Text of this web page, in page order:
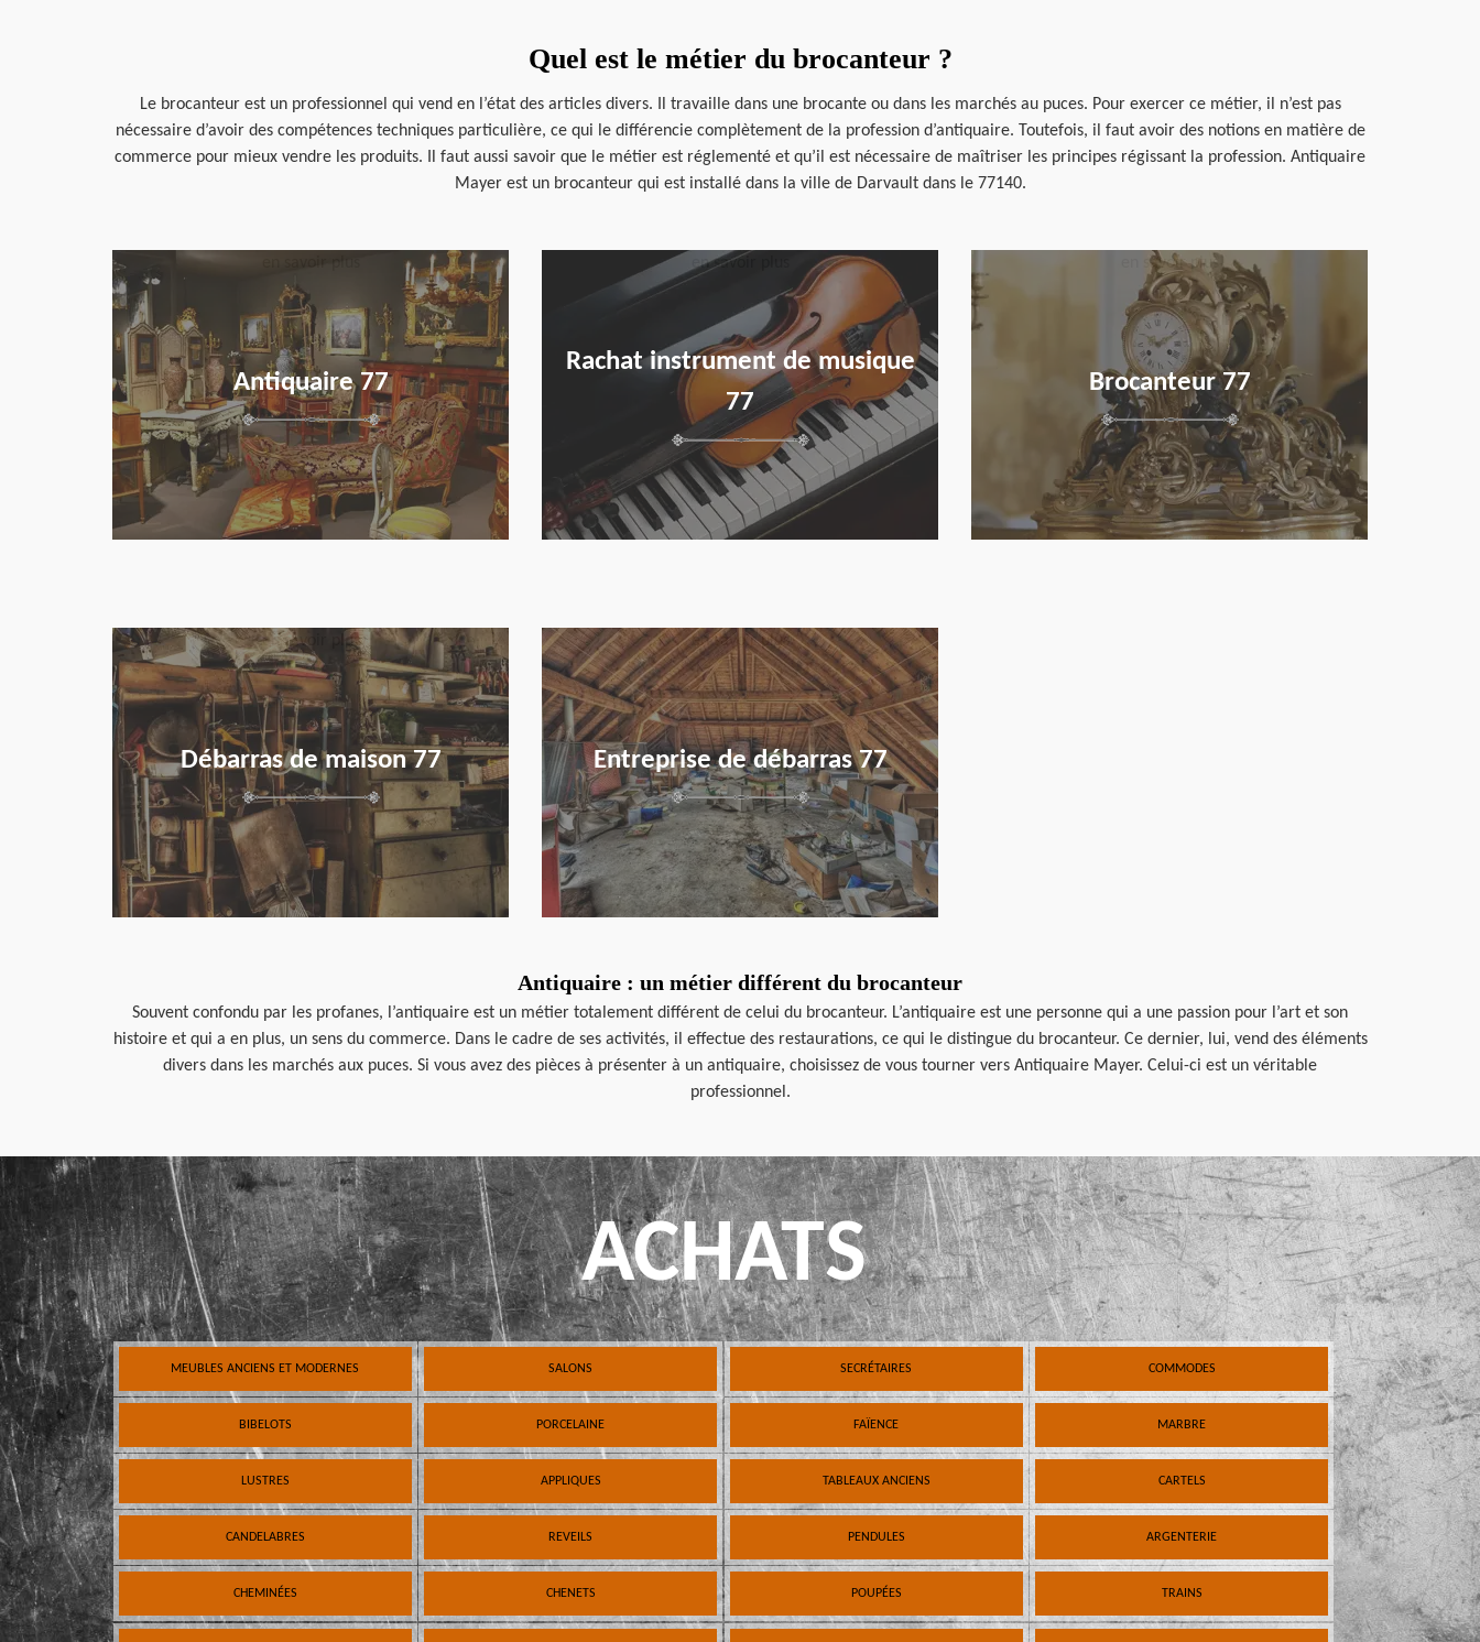
Quel est le métier du brocanteur ?
Le brocanteur est un professionnel qui vend en l’état des articles divers. Il travaille dans une brocante ou dans les marchés au puces. Pour exercer ce métier, il n’est pas
nécessaire d’avoir des compétences techniques particulière, ce qui le différencie complètement de la profession d’antiquaire. Toutefois, il faut avoir des notions en matière de
commerce pour mieux vendre les produits. Il faut aussi savoir que le métier est réglementé et qu’il est nécessaire de maîtriser les principes régissant la profession. Antiquaire
Mayer est un brocanteur qui est installé dans la ville de Darvault dans le 77140.
Antiquaire 77
Rachat instrument de musique
77
en savoir plus
Brocanteur 77
en savoir plus
Débarras de maison 77
en savoir plus
Entreprise de débarras 77
en savoir plus
Antiquaire : un métier différent du brocanteur
Souvent confondu par les profanes, l’antiquaire est un métier totalement différent de celui du brocanteur. L’antiquaire est une personne qui a une passion pour l’art et son
histoire et qui a en plus, un sens du commerce. Dans le cadre de ses activités, il effectue des restaurations, ce qui le distingue du brocanteur. Ce dernier, lui, vend des éléments
divers dans les marchés aux puces. Si vous avez des pièces à présenter à un antiquaire, choisissez de vous tourner vers Antiquaire Mayer. Celui-ci est un véritable
professionnel.
ACHATS
MEUBLES ANCIENS ET MODERNES SALONS SECRÉTAIRES COMMODES
BIBELOTS PORCELAINE FAÏENCE MARBRE
LUSTRES APPLIQUES TABLEAUX ANCIENS CARTELS
CANDELABRES REVEILS PENDULES ARGENTERIE
CHEMINÉES CHENETS POUPÉES TRAINS